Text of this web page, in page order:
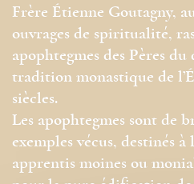
Frère Étienne Goutagny,
ouvrages de spiritualité,
apophtegmes des Pères
tradition monastique de
siècles.
Les apophtegmes sont de
exemples vécus, destinés
apprentis moines ou